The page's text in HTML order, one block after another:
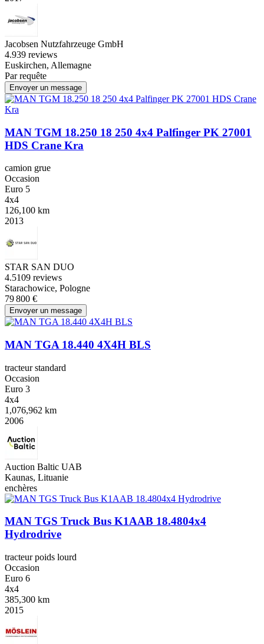
Jacobsen Nutzfahrzeuge GmbH
4.939 reviews
Euskirchen, Allemagne
Par requête
Envoyer un message
MAN TGM 18.250 18 250 4x4 Palfinger PK 27001
HDS Crane Kra
camion grue
Occasion
Euro 5
4x4
126,100 km
2013
STAR SAN DUO
4.5109 reviews
Starachowice, Pologne
79 800 €
Envoyer un message
MAN TGA 18.440 4X4H BLS
tracteur standard
Occasion
Euro 3
4x4
1,076,962 km
2006
Auction Baltic UAB
Kaunas, Lituanie
enchères
MAN TGS Truck Bus K1AAB 18.4804x4
Hydrodrive
tracteur poids lourd
Occasion
Euro 6
4x4
385,300 km
2015